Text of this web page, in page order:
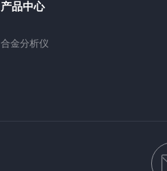
产品中心
合金分析仪